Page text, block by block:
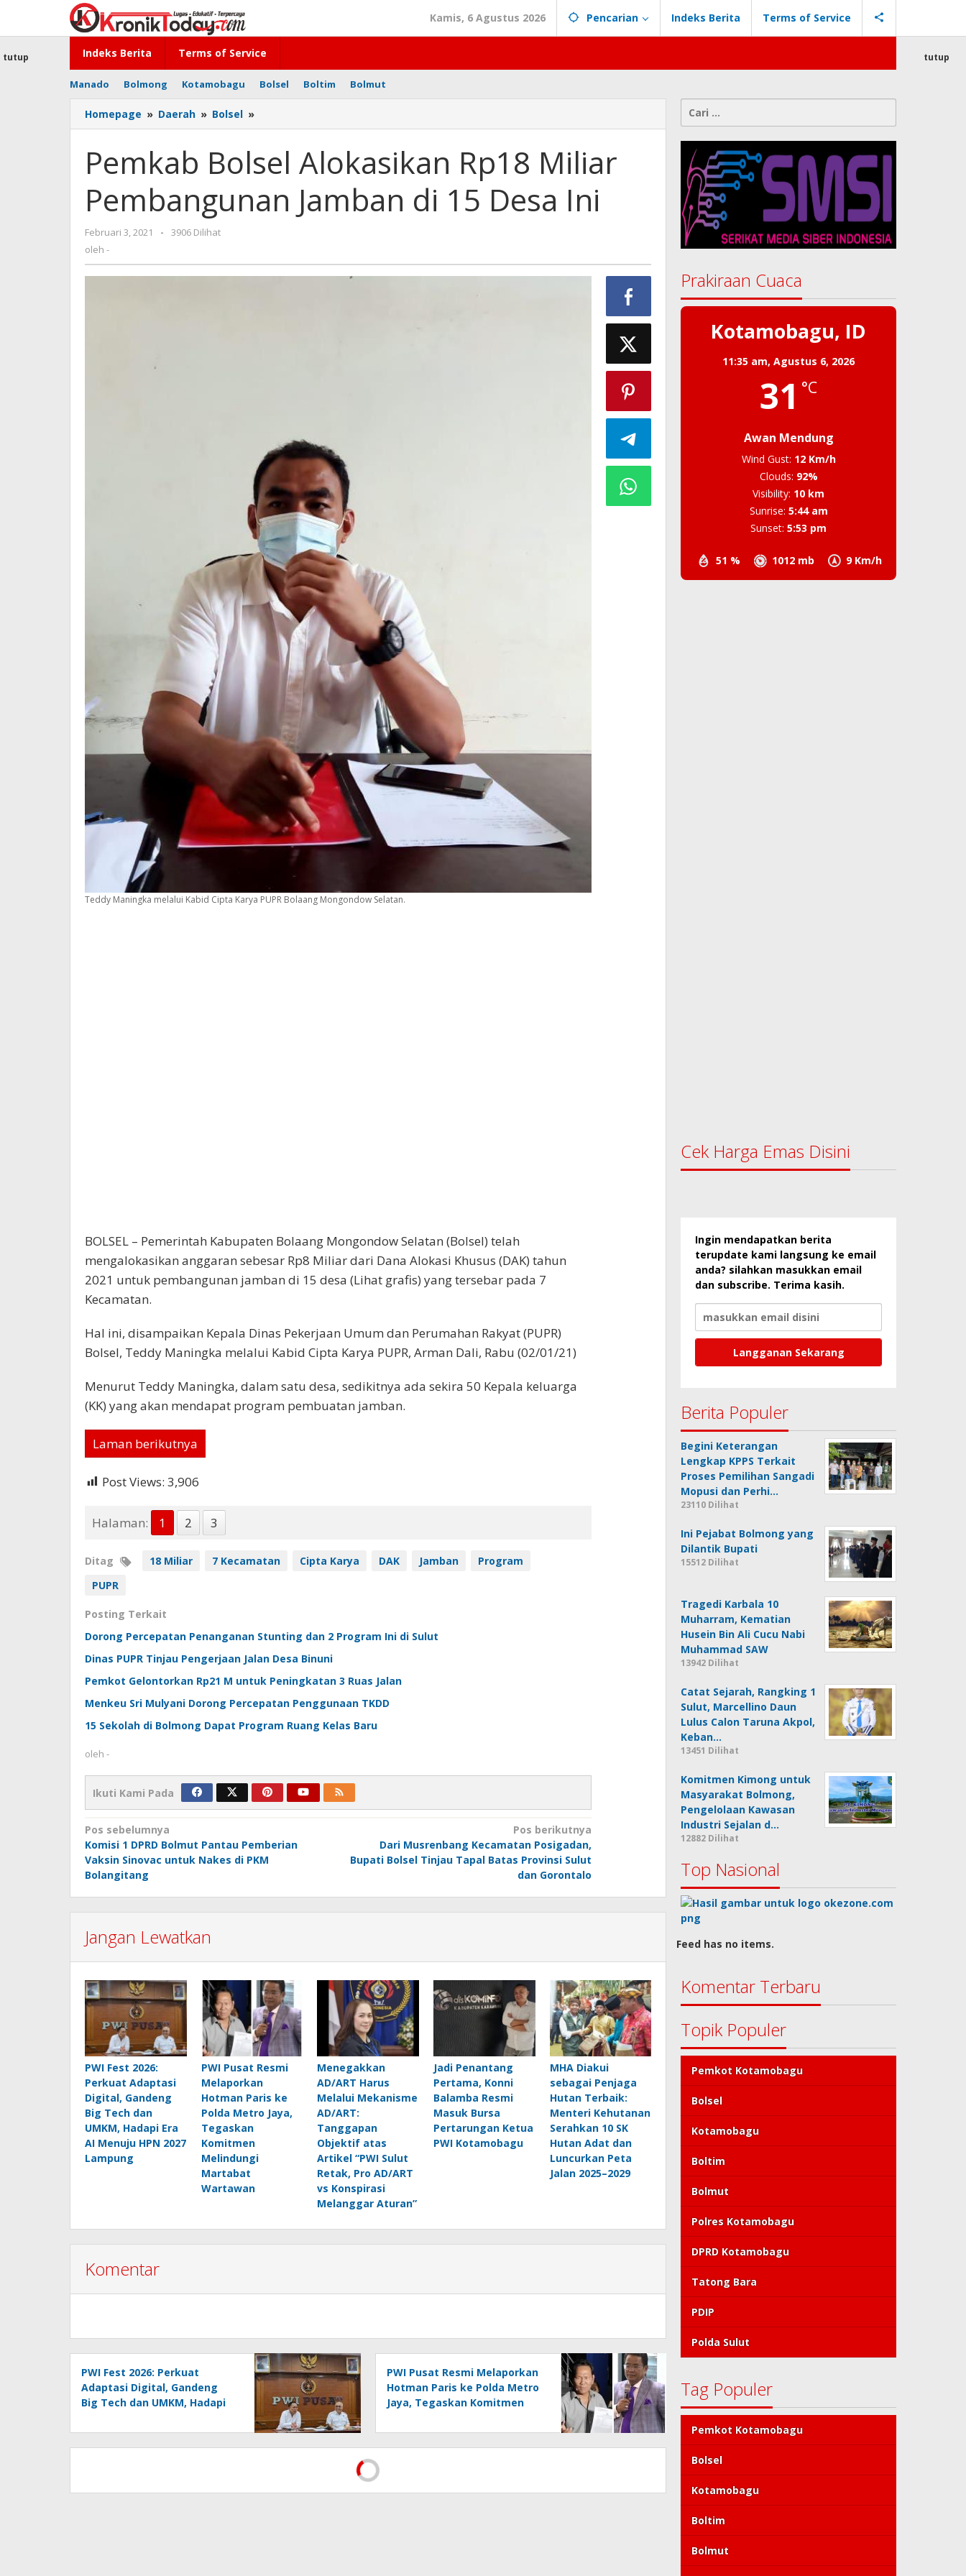
konten
Kamis, 6 Agustus 2026 Pencarian Indeks Berita Terms of Service
Indeks Berita Terms of Service
Manado Bolmong Kotamobagu Bolsel Boltim Bolmut
tutup tutup
Homepage » Daerah » Bolsel »
Bolsel
Rp18
Miliar
Pembangunan
Jamban
Ini
Pemkab Bolsel Alokasikan Rp18 Miliar
Pembangunan Jamban di 15 Desa Ini
Februari 3, 2021
oleh
-
3906 Dilihat
oleh -
Teddy Maningka melalui Kabid Cipta Karya PUPR Bolaang Mongondow Selatan.
BOLSEL – Pemerintah Kabupaten Bolaang Mongondow Selatan (Bolsel) telah
mengalokasikan anggaran sebesar Rp8 Miliar dari Dana Alokasi Khusus (DAK) tahun
2021 untuk pembangunan jamban di 15 desa (Lihat grafis) yang tersebar pada 7
Kecamatan.
Hal ini, disampaikan Kepala Dinas Pekerjaan Umum dan Perumahan Rakyat (PUPR)
Bolsel, Teddy Maningka melalui Kabid Cipta Karya PUPR, Arman Dali, Rabu (02/01/21)
Menurut Teddy Maningka, dalam satu desa, sedikitnya ada sekira 50 Kepala keluarga
(KK) yang akan mendapat program pembuatan jamban.
Laman berikutnya
Post Views: 3,906
Halaman: 1 2 3
Ditag 18 Miliar 7 Kecamatan Cipta Karya DAK Jamban
Program
PUPR
Posting Terkait
Dorong Percepatan Penanganan Stunting dan 2 Program Ini di Sulut
Dinas PUPR Tinjau Pengerjaan Jalan Desa Binuni
Pemkot Gelontorkan Rp21 M untuk Peningkatan 3 Ruas Jalan
Menkeu Sri Mulyani Dorong Percepatan Penggunaan TKDD
15 Sekolah di Bolmong Dapat Program Ruang Kelas Baru
oleh -
Ikuti Kami Pada
Navigasi
pos
Pos sebelumnya
Komisi 1 DPRD Bolmut Pantau Pemberian
Vaksin Sinovac untuk Nakes di PKM
Bolangitang
Pos berikutnya
Dari Musrenbang Kecamatan Posigadan,
Bupati Bolsel Tinjau Tapal Batas Provinsi Sulut
dan Gorontalo
Jangan Lewatkan
PWI Fest 2026:
Perkuat Adaptasi
Digital, Gandeng
Big Tech dan
UMKM, Hadapi Era
AI Menuju HPN 2027
Lampung
PWI Pusat Resmi
Melaporkan
Hotman Paris ke
Polda Metro Jaya,
Tegaskan
Komitmen
Melindungi
Martabat
Wartawan
Menegakkan
AD/ART Harus
Melalui Mekanisme
AD/ART:
Tanggapan
Objektif atas
Artikel “PWI Sulut
Retak, Pro AD/ART
vs Konspirasi
Melanggar Aturan”
Jadi Penantang
Pertama, Konni
Balamba Resmi
Masuk Bursa
Pertarungan Ketua
PWI Kotamobagu
MHA Diakui
sebagai Penjaga
Hutan Terbaik:
Menteri Kehutanan
Serahkan 10 SK
Hutan Adat dan
Luncurkan Peta
Jalan 2025–2029
Komentar
PWI Fest 2026: Perkuat
Adaptasi Digital, Gandeng
Big Tech dan UMKM, Hadapi
Lampung
PWI Pusat Resmi Melaporkan
Hotman Paris ke Polda Metro
Jaya, Tegaskan Komitmen
Wartawan
Tanggapan Objektif atas
Bursa Pertarungan Ketua PWI
Cari
untuk:
Prakiraan Cuaca
Kotamobagu, ID
11:35 am,Agustus 6, 2026
31 °C
Awan Mendung
51 % 1012 mb 9 Km/h
Wind Gust: 12 Km/h
Clouds: 92%
Visibility: 10 km
Sunrise: 5:44 am
Sunset: 5:53 pm
Cek Harga Emas Disini
Ingin mendapatkan berita
terupdate kami langsung ke email
anda? silahkan masukkan email
dan subscribe. Terima kasih.
Berita Populer
Begini Keterangan
Lengkap KPPS Terkait
Proses Pemilihan Sangadi
Mopusi dan Perhi…
23110 Dilihat
Ini Pejabat Bolmong yang
Dilantik Bupati
15512 Dilihat
Tragedi Karbala 10
Muharram, Kematian
Husein Bin Ali Cucu Nabi
Muhammad SAW
13942 Dilihat
Catat Sejarah, Rangking 1
Sulut, Marcellino Daun
Lulus Calon Taruna Akpol,
Keban…
13451 Dilihat
Komitmen Kimong untuk
Masyarakat Bolmong,
Pengelolaan Kawasan
Industri Sejalan d…
12882 Dilihat
Top Nasional
Feed has no items.
Komentar Terbaru
Topik Populer
Pemkot Kotamobagu
Bolsel
Kotamobagu
Boltim
Bolmut
Polres Kotamobagu
DPRD Kotamobagu
Tatong Bara
PDIP
Polda Sulut
Tag Populer
Pemkot Kotamobagu
Bolsel
Kotamobagu
Boltim
Bolmut